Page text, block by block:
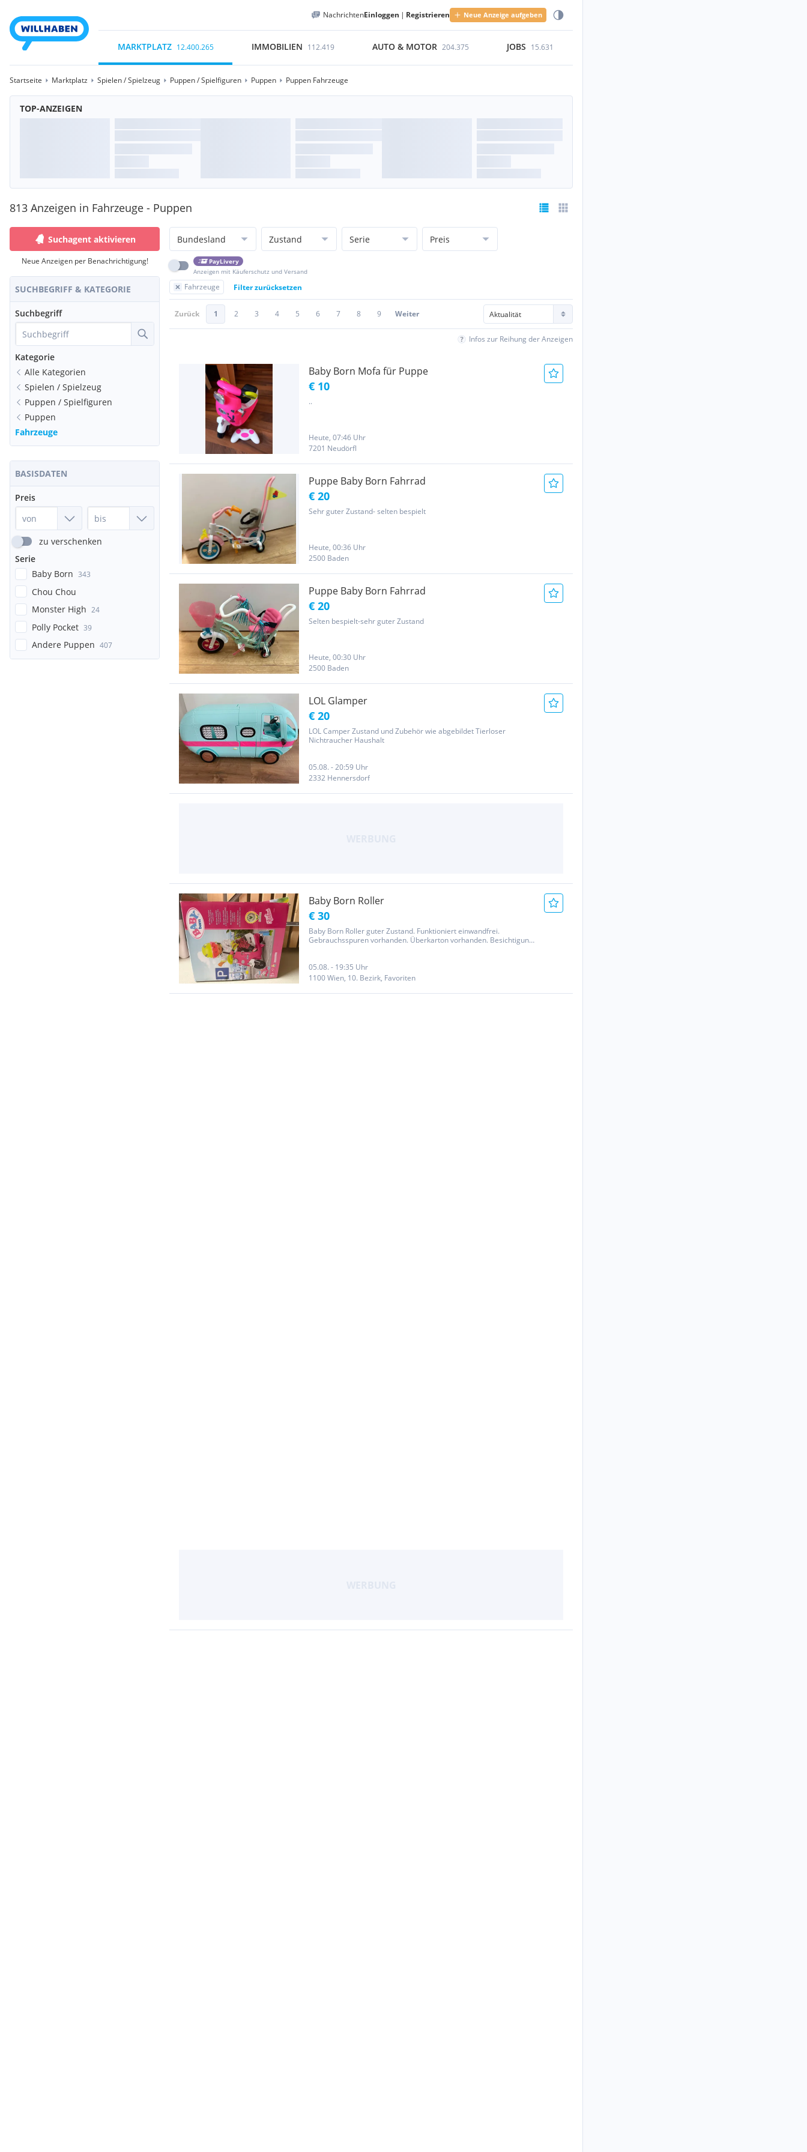
NachrichtenEinloggen | Registrieren Neue Anzeige aufgeben
MARKTPLATZ 12.400.265 IMMOBILIEN 112.419 AUTO & MOTOR 204.375 JOBS 15.631
Startseite Marktplatz Spielen / Spielzeug Puppen / Spielfiguren Puppen Puppen Fahrzeuge
TOP-ANZEIGEN
813 Anzeigen in Fahrzeuge - Puppen
Suchagent aktivieren
Neue Anzeigen per Benachrichtigung!
SUCHBEGRIFF & KATEGORIE
Suchbegriff
Kategorie
Alle Kategorien
Spielen / Spielzeug
Puppen / Spielfiguren
Puppen
Fahrzeuge
BASISDATEN
Preis
zu verschenken
Serie
Baby Born 343
Chou Chou
Monster High 24
Polly Pocket 39
Andere Puppen 407
Bundesland Zustand Serie Preis
PayLivery
Anzeigen mit Käuferschutz und Versand
Fahrzeuge Filter zurücksetzen
Zurück 1 2 3 4 5 6 7 8 9 Weiter
Infos zur Reihung der Anzeigen
Baby Born Mofa für Puppe
€ 10
..
Heute, 07:46 Uhr
7201 Neudörfl
Puppe Baby Born Fahrrad
€ 20
Sehr guter Zustand- selten bespielt
Heute, 00:36 Uhr
2500 Baden
Puppe Baby Born Fahrrad
€ 20
Selten bespielt-sehr guter Zustand
Heute, 00:30 Uhr
2500 Baden
LOL Glamper
€ 20
LOL Camper Zustand und Zubehör wie abgebildet Tierloser
Nichtraucher Haushalt
05.08. - 20:59 Uhr
2332 Hennersdorf
Baby Born Roller
€ 30
Baby Born Roller guter Zustand. Funktioniert einwandfrei.
Gebrauchsspuren vorhanden. Überkarton vorhanden. Besichtigung
05.08. - 19:35 Uhr
1100 Wien, 10. Bezirk, Favoriten